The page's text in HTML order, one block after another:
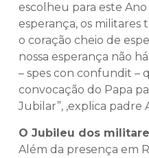
escolheu para este
esperança, os
o coração cheio de
nossa esperança não
– spes con confundit –
convocação do Papa
Jubilar”, ,explica padre
O Jubileu dos
Além da presença em